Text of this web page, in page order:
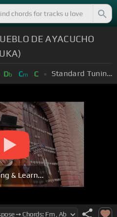
DE AYACUCHO
Db Cm C Standard Tuning (EADGBE)
& Learn...